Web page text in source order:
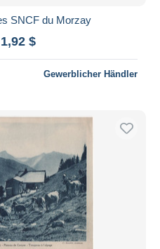
SNCF du Morzay
$
Gewerblicher Händler